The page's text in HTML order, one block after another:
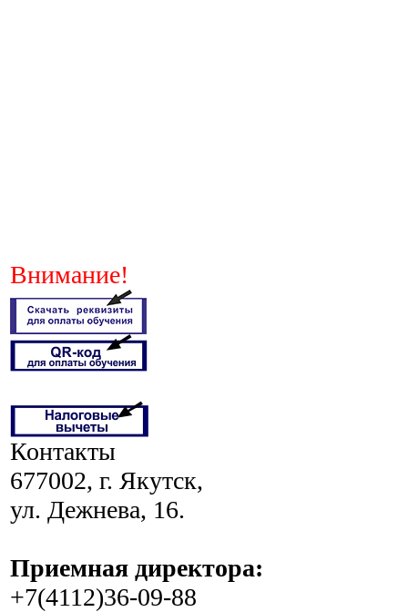
Внимание!
Контакты
677002, г. Якутск,
ул. Дежнева, 16.
Приемная директора:
+7(4112)36-09-88